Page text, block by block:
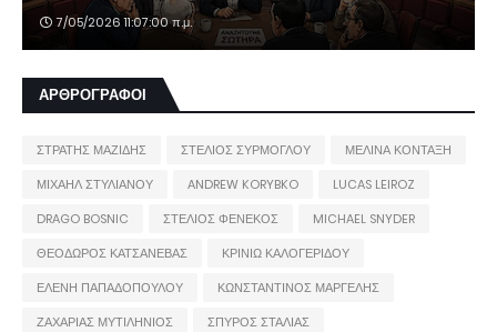
7/05/2026 11:07:00 π.μ.
ΑΡΘΡΟΓΡΑΦΟΙ
ΣΤΡΑΤΗΣ ΜΑΖΙΔΗΣ ΣΤΕΛΙΟΣ ΣΥΡΜΟΓΛΟΥ
ΜΕΛΙΝΑ ΚΟΝΤΑΞΗ
ΜΙΧΑΗΛ ΣΤΥΛΙΑΝΟΥ
ANDREW KORYBKO
LUCAS LEIROZ
DRAGO BOSNIC
ΣΤΕΛΙΟΣ ΦΕΝΕΚΟΣ
MICHAEL SNYDER
ΘΕΟΔΩΡΟΣ ΚΑΤΣΑΝΕΒΑΣ
ΚΡΙΝΙΩ ΚΑΛΟΓΕΡΙΔΟΥ
ΕΛΕΝΗ ΠΑΠΑΔΟΠΟΥΛΟΥ
ΚΩΝΣΤΑΝΤΙΝΟΣ ΜΑΡΓΕΛΗΣ
ΖΑΧΑΡΙΑΣ ΜΥΤΙΛΗΝΙΟΣ
ΣΠΥΡΟΣ ΣΤΑΛΙΑΣ